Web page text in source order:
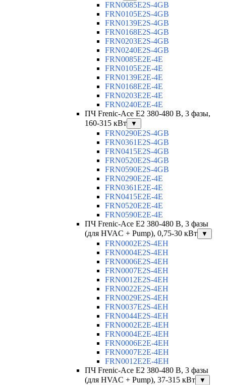
FRN0085E2S-4GB
FRN0105E2S-4GB
FRN0139E2S-4GB
FRN0168E2S-4GB
FRN0203E2S-4GB
FRN0240E2S-4GB
FRN0085E2E-4E
FRN0105E2E-4E
FRN0139E2E-4E
FRN0168E2E-4E
FRN0203E2E-4E
FRN0240E2E-4E
ПЧ Frenic-Ace E2 380-480 В, 3 фазы,
160-315 кВт
▼
FRN0290E2S-4GB
FRN0361E2S-4GB
FRN0415E2S-4GB
FRN0520E2S-4GB
FRN0590E2S-4GB
FRN0290E2E-4E
FRN0361E2E-4E
FRN0415E2E-4E
FRN0520E2E-4E
FRN0590E2E-4E
ПЧ Frenic-Ace E2 380-480 В, 3 фазы
(для HVAC + Pump), 0,75-30 кВт
▼
FRN0002E2S-4EH
FRN0004E2S-4EH
FRN0006E2S-4EH
FRN0007E2S-4EH
FRN0012E2S-4EH
FRN0022E2S-4EH
FRN0029E2S-4EH
FRN0037E2S-4EH
FRN0044E2S-4EH
FRN0002E2E-4EH
FRN0004E2E-4EH
FRN0006E2E-4EH
FRN0007E2E-4EH
FRN0012E2E-4EH
ПЧ Frenic-Ace E2 380-480 В, 3 фазы
(для HVAC + Pump), 37-315 кВт
▼